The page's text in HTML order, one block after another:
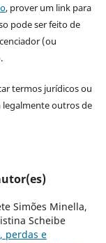
, prover um link para
pode ser feito de
(ou
termos jurídicos ou
outros de
Simões Minella,
Scheibe
perdas e